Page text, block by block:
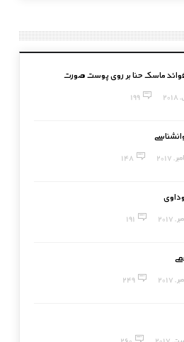
ماسک حنا بر روی پوست صورت
199
148
191
249
260